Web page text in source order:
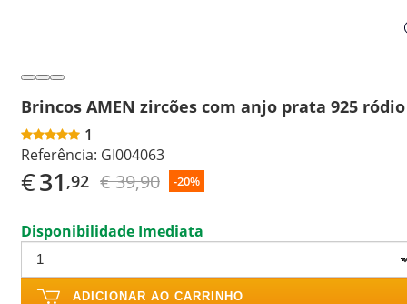
Brincos AMEN zircões com anjo prata 925 ródio
1
Referência: GI004063
€31 ,92 € 39,90 -20%
Disponibilidade Imediata
ADICIONAR AO CARRINHO